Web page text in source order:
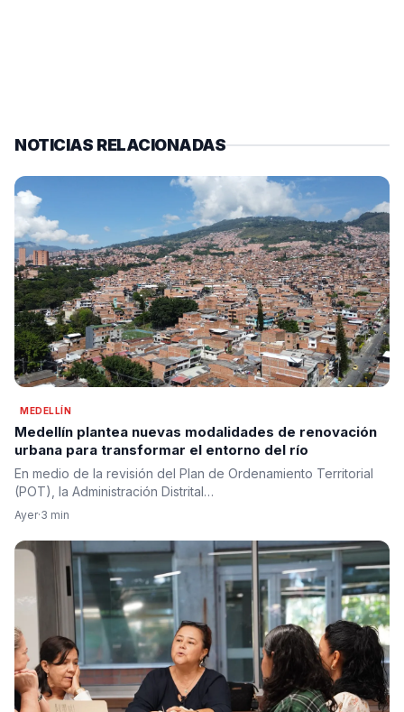
NOTICIAS RELACIONADAS
MEDELLÍN
Medellín plantea nuevas modalidades de renovación
urbana para transformar el entorno del río
En medio de la revisión del Plan de Ordenamiento Territorial
(POT), la Administración Distrital…
Ayer·3 min